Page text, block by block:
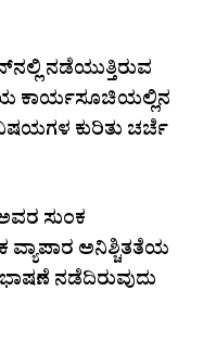
ನಡೆಯುತ್ತಿರುವ
ಕಾರ್ಯಸೂಚಿಯಲ್ಲಿನ
ಕುರಿತು ಚರ್ಚೆ
ಸುಂಕ
ಅನಿಶ್ಚಿತತೆಯ
ನಡೆದಿರುವುದು